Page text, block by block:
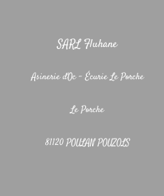
SARL Fluhane
Asinerie d'Oc - Écurie Le Porche
Le Porche
81120 POULAN POUZOLS